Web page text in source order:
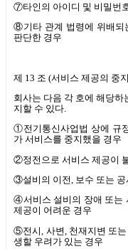
⑦타인의 아이디 및 비밀번
⑧기타 관계 법령에 위배되
판단한 경우
제 13 조 (서비스 제공의 중지
회사는 다음 각 호에 해당
지할 수 있다
①전기통신사업법 상에 규
가 서비스를 중지했을 경우
②정전으로 서비스 제공이
③설비의 이전
보수 또는
④서비스 설비의 장애 또는
제공이 어려운 경우
⑤전시 사변 천재지변 또
생할 우려가 있는 경우